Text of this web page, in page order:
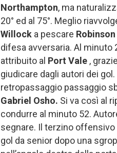
Northampton, ma
20° ed al 75°. Meglio
Willock a pescare Robinson
difesa avversaria. Al minuto
attribuito al Port Vale ,
giudicare dagli autori dei
retropassaggio passaggio
Gabriel Osho. Si va così al
condurre al minuto 52.
segnare. Il terzino
gol da senior dopo una